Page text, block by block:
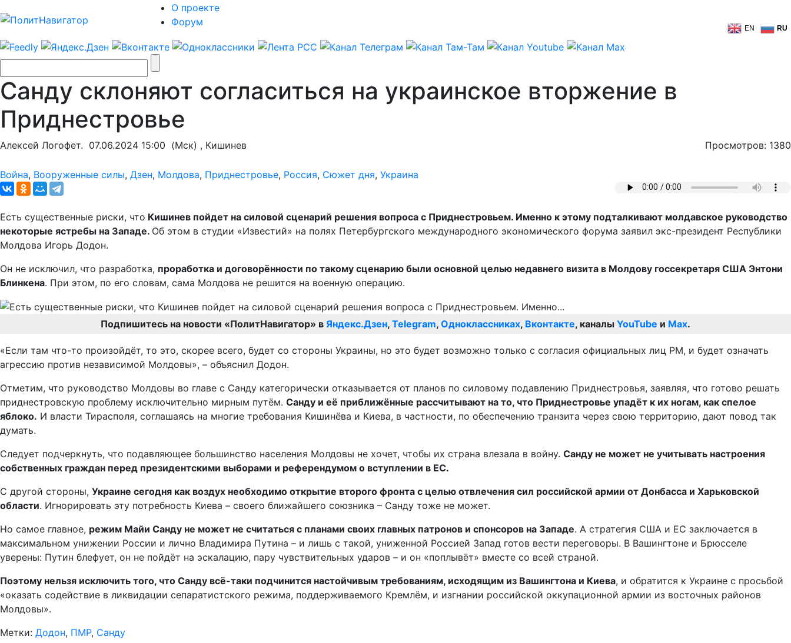
О проекте
Форум
EN RU
Санду склоняют согласиться на украинское вторжение в
Приднестровье
Алексей Логофет. 07.06.2024 15:00 (Мск) , Кишинев Просмотров: 1380
Война, Вооруженные силы, Дзен, Молдова, Приднестровье, Россия, Сюжет дня, Украина
Есть существенные риски, что Кишинев пойдет на силовой сценарий решения вопроса с Приднестровьем. Именно к этому подталкивают молдавское руководство
некоторые ястребы на Западе. Об этом в студии «Известий» на полях Петербургского международного экономического форума заявил экс-президент Республики
Молдова Игорь Додон.
Он не исключил, что разработка, проработка и договорённости по такому сценарию были основной целью недавнего визита в Молдову госсекретаря США Энтони
Блинкена. При этом, по его словам, сама Молдова не решится на военную операцию.
Подпишитесь на новости «ПолитНавигатор» в Яндекс.Дзен, Telegram, Одноклассниках, Вконтакте, каналы YouTube и Max.
«Если там что-то произойдёт, то это, скорее всего, будет со стороны Украины, но это будет возможно только с согласия официальных лиц РМ, и будет означать
агрессию против независимой Молдовы», – объяснил Додон.
Отметим, что руководство Молдовы во главе с Санду категорически отказывается от планов по силовому подавлению Приднестровья, заявляя, что готово решать
приднестровскую проблему исключительно мирным путём. Санду и её приближённые рассчитывают на то, что Приднестровье упадёт к их ногам, как спелое
яблоко. И власти Тирасполя, соглашаясь на многие требования Кишинёва и Киева, в частности, по обеспечению транзита через свою территорию, дают повод так
думать.
Следует подчеркнуть, что подавляющее большинство населения Молдовы не хочет, чтобы их страна влезала в войну. Санду не может не учитывать настроения
собственных граждан перед президентскими выборами и референдумом о вступлении в ЕС.
С другой стороны, Украине сегодня как воздух необходимо открытие второго фронта с целью отвлечения сил российской армии от Донбасса и Харьковской
области. Игнорировать эту потребность Киева – своего ближайшего союзника – Санду тоже не может.
Но самое главное, режим Майи Санду не может не считаться с планами своих главных патронов и спонсоров на Западе. А стратегия США и ЕС заключается в
максимальном унижении России и лично Владимира Путина – и лишь с такой, униженной Россией Запад готов вести переговоры. В Вашингтоне и Брюсселе
уверены: Путин блефует, он не пойдёт на эскалацию, пару чувствительных ударов – и он «поплывёт» вместе со всей страной.
Поэтому нельзя исключить того, что Санду всё-таки подчинится настойчивым требованиям, исходящим из Вашингтона и Киева, и обратится к Украине с просьбой
«оказать содействие в ликвидации сепаратистского режима, поддерживаемого Кремлём, и изгнании российской оккупационной армии из восточных районов
Молдовы».
Метки: Додон, ПМР, Санду